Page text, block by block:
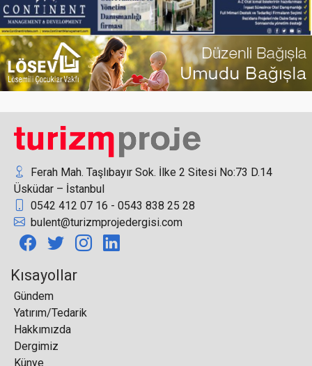
Açık Holding'in Yeni Yatırımı “Hotel Komana
Binbirdirek” Misafirlerini Ağırlamaya Hazır
Dorubey Turizm’den, Alanya’ya 4 yıldızlı otel
projesi
Suudi Arabistan, hava sahasını tüm sivil uçuşlara
Ferah Mah. Taşlıbayır Sok. İlke 2 Sitesi No:73 D.14
Üsküdar – İstanbul
0542 412 07 16 - 0543 838 25 28
bulent@turizmprojedergisi.com
Kısayollar
Gündem
Yatırım/Tedarik
Hakkımızda
Dergimiz
Künye